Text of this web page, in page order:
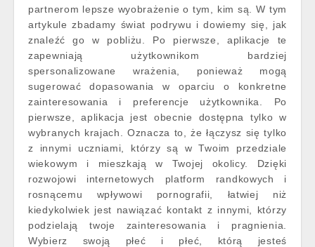
partnerom lepsze wyobrażenie o tym, kim są. W tym
artykule zbadamy świat podrywu i dowiemy się, jak
znaleźć go w pobliżu. Po pierwsze, aplikacje te
zapewniają użytkownikom bardziej
spersonalizowane wrażenia, ponieważ mogą
sugerować dopasowania w oparciu o konkretne
zainteresowania i preferencje użytkownika. Po
pierwsze, aplikacja jest obecnie dostępna tylko w
wybranych krajach. Oznacza to, że łączysz się tylko
z innymi uczniami, którzy są w Twoim przedziale
wiekowym i mieszkają w Twojej okolicy. Dzięki
rozwojowi internetowych platform randkowych i
rosnącemu wpływowi pornografii, łatwiej niż
kiedykolwiek jest nawiązać kontakt z innymi, którzy
podzielają twoje zainteresowania i pragnienia.
Wybierz swoją płeć i płeć, którą jesteś